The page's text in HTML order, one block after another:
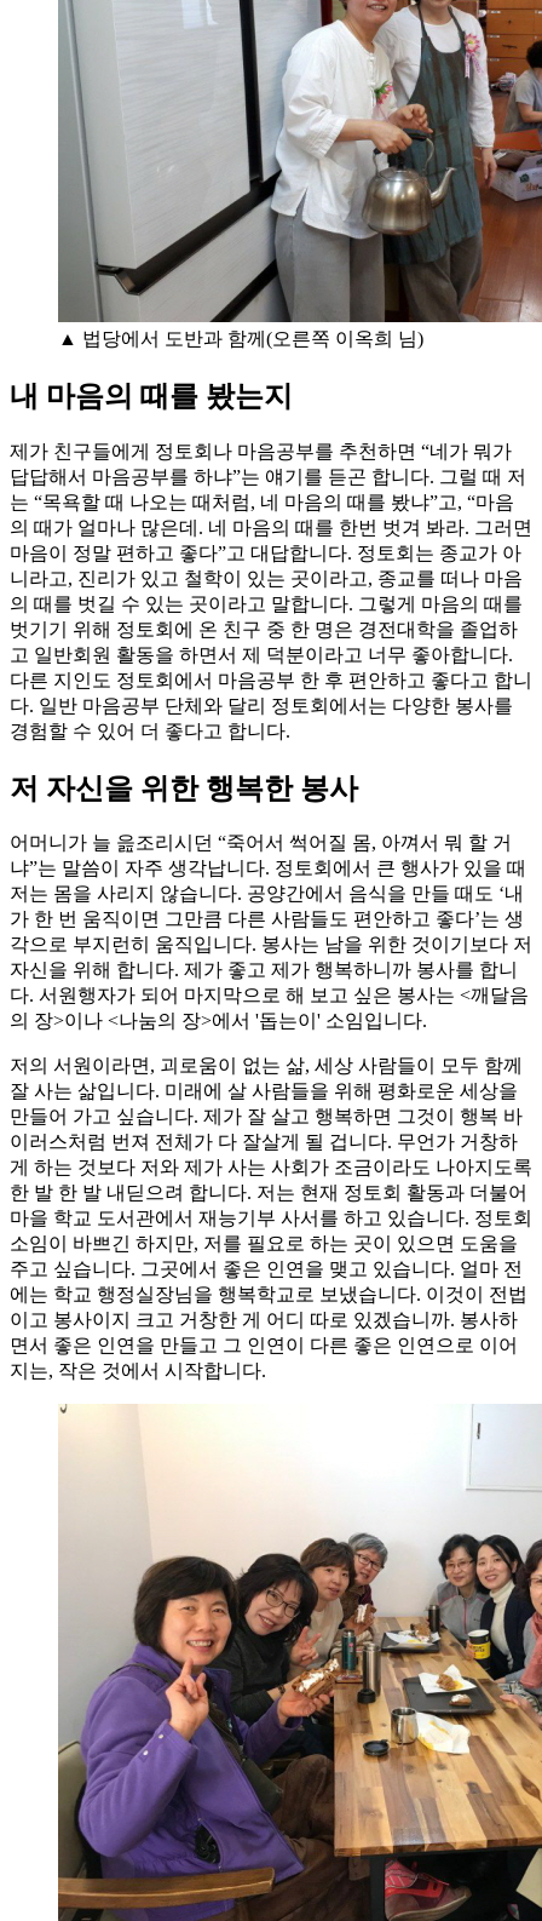
▲ 법당에서 도반과 함께(오른쪽 이옥희 님)
내 마음의 때를 봤는지
제가 친구들에게 정토회나 마음공부를 추천하면 “네가 뭐가
답답해서 마음공부를 하냐”는 얘기를 듣곤 합니다. 그럴 때 저
는 “목욕할 때 나오는 때처럼, 네 마음의 때를 봤냐”고, “마음
의 때가 얼마나 많은데. 네 마음의 때를 한번 벗겨 봐라. 그러면
마음이 정말 편하고 좋다”고 대답합니다. 정토회는 종교가 아
니라고, 진리가 있고 철학이 있는 곳이라고, 종교를 떠나 마음
의 때를 벗길 수 있는 곳이라고 말합니다. 그렇게 마음의 때를
벗기기 위해 정토회에 온 친구 중 한 명은 경전대학을 졸업하
고 일반회원 활동을 하면서 제 덕분이라고 너무 좋아합니다.
다른 지인도 정토회에서 마음공부 한 후 편안하고 좋다고 합니
다. 일반 마음공부 단체와 달리 정토회에서는 다양한 봉사를
경험할 수 있어 더 좋다고 합니다.
저 자신을 위한 행복한 봉사
어머니가 늘 읊조리시던 “죽어서 썩어질 몸, 아껴서 뭐 할 거
냐”는 말씀이 자주 생각납니다. 정토회에서 큰 행사가 있을 때
저는 몸을 사리지 않습니다. 공양간에서 음식을 만들 때도 ‘내
가 한 번 움직이면 그만큼 다른 사람들도 편안하고 좋다’는 생
각으로 부지런히 움직입니다. 봉사는 남을 위한 것이기보다 저
자신을 위해 합니다. 제가 좋고 제가 행복하니까 봉사를 합니
다. 서원행자가 되어 마지막으로 해 보고 싶은 봉사는 <깨달음
의 장>이나 <나눔의 장>에서 '돕는이' 소임입니다.
저의 서원이라면, 괴로움이 없는 삶, 세상 사람들이 모두 함께
잘 사는 삶입니다. 미래에 살 사람들을 위해 평화로운 세상을
만들어 가고 싶습니다. 제가 잘 살고 행복하면 그것이 행복 바
이러스처럼 번져 전체가 다 잘살게 될 겁니다. 무언가 거창하
게 하는 것보다 저와 제가 사는 사회가 조금이라도 나아지도록
한 발 한 발 내딛으려 합니다. 저는 현재 정토회 활동과 더불어
마을 학교 도서관에서 재능기부 사서를 하고 있습니다. 정토회
소임이 바쁘긴 하지만, 저를 필요로 하는 곳이 있으면 도움을
주고 싶습니다. 그곳에서 좋은 인연을 맺고 있습니다. 얼마 전
에는 학교 행정실장님을 행복학교로 보냈습니다. 이것이 전법
이고 봉사이지 크고 거창한 게 어디 따로 있겠습니까. 봉사하
면서 좋은 인연을 만들고 그 인연이 다른 좋은 인연으로 이어
지는, 작은 것에서 시작합니다.